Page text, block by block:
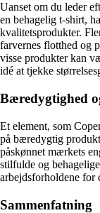
Uanset om du leder
en behagelig t-shirt,
kvalitetsprodukter.
farvernes flotthed og
visse produkter kan
idé at tjekke
Bæredygtighed
Et element, som
på bæredygtig
påskønnet mærkets
stilfulde og
arbejdsforholdene for
Sammenfatning